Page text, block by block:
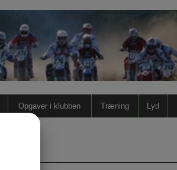
Opgaver i klubben Træning Lyd